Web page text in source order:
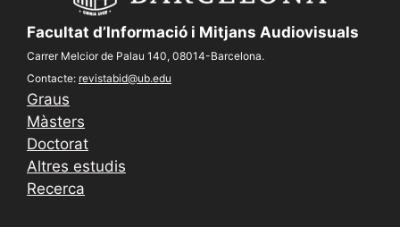
Facultat d’Informació i Mitjans Audiovisuals
Carrer Melcior de Palau 140, 08014-Barcelona.
Contacte: revistabid@ub.edu
Graus
Màsters
Doctorat
Altres estudis
Recerca